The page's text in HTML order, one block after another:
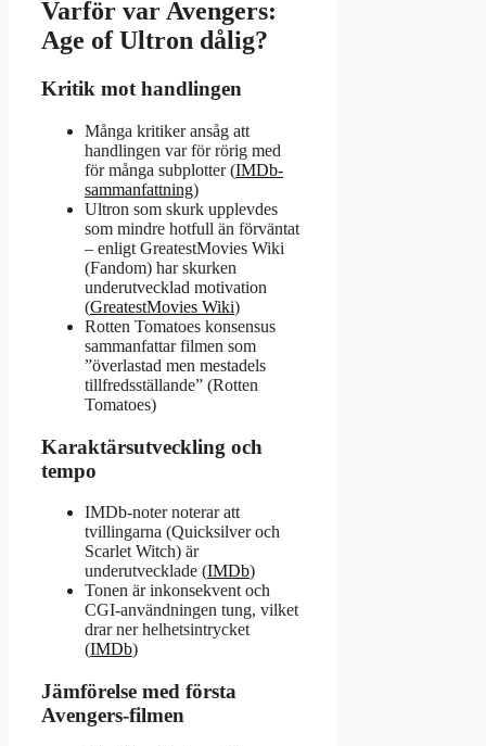
Varför var Avengers:
Age of Ultron dålig?
Kritik mot handlingen
Många kritiker ansåg att
handlingen var för rörig med
för många subplotter (IMDb-
sammanfattning)
Ultron som skurk upplevdes
som mindre hotfull än förväntat
– enligt GreatestMovies Wiki
(Fandom) har skurken
underutvecklad motivation
(GreatestMovies Wiki)
Rotten Tomatoes konsensus
sammanfattar filmen som
”överlastad men mestadels
tillfredsställande” (Rotten
Tomatoes)
Karaktärsutveckling och
tempo
IMDb-noter noterar att
tvillingarna (Quicksilver och
Scarlet Witch) är
underutvecklade (IMDb)
Tonen är inkonsekvent och
CGI-användningen tung, vilket
drar ner helhetsintrycket
(IMDb)
Jämförelse med första
Avengers-filmen